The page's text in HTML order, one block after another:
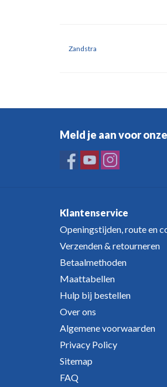
Zandstra
Meld je aan voor
Klantenservice
Openingstijden, route en
Verzenden & retourneren
Betaalmethoden
Maattabellen
Hulp bij bestellen
Over ons
Algemene voorwaarden
Privacy Policy
Sitemap
FAQ